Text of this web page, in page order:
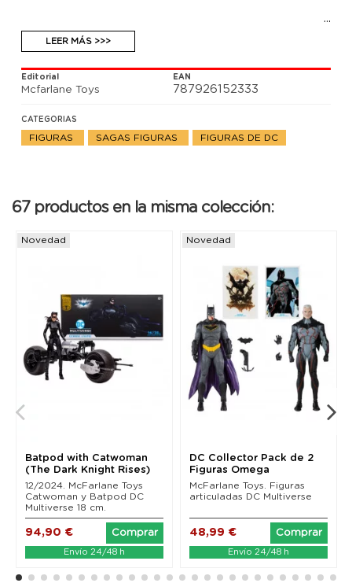
LEER MÁS >>>
Editorial
Mcfarlane Toys
EAN
787926152333
CATEGORIAS
FIGURAS SAGAS FIGURAS FIGURAS DE DC
67 productos en la misma colección:
Novedad
Batpod with Catwoman
(The Dark Knight Rises)
Mcfarlane Toys
12/2024. McFarlane Toys
Catwoman y Batpod DC
Multiverse 18 cm.
94,90 € Comprar
Envío 24/48 h
Novedad
DC Collector Pack de 2
Figuras Omega
(Unmasked) & Batman...
McFarlane Toys. Figuras
articuladas DC Multiverse
48,99 € Comprar
Envío 24/48 h